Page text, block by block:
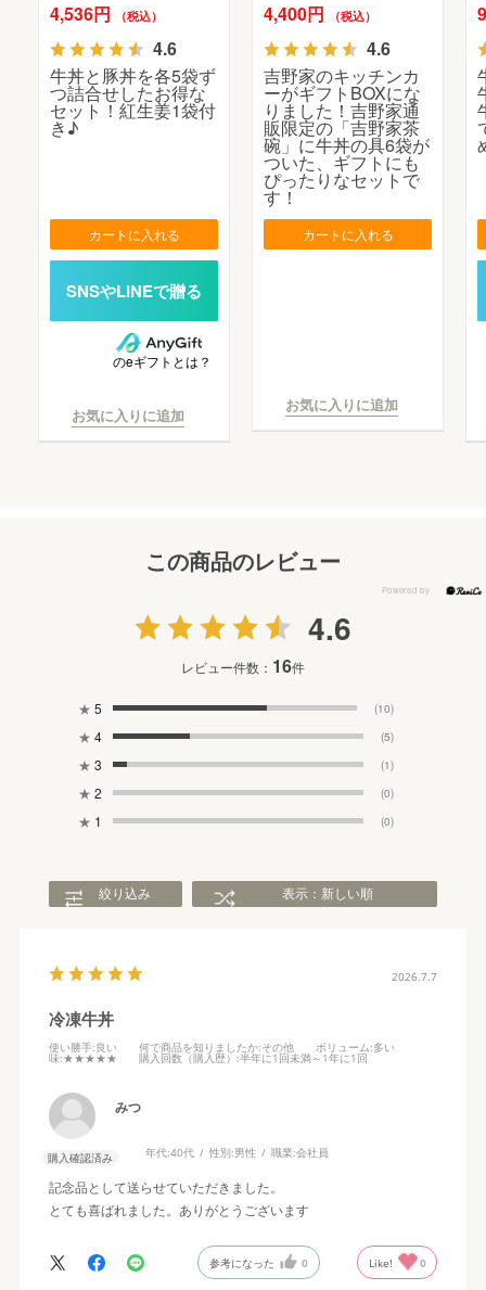
4,536円 （税込）
4.6
牛丼と豚丼を各5袋ず
つ詰合せしたお得な
セット！紅生姜1袋付
き♪
カートに入れる
のeギフトとは？
お気に入りに追加
4,400円 （税込）
4.6
吉野家のキッチンカ
ーがギフトBOXにな
りました！吉野家通
販限定の「吉野家茶
碗」に牛丼の具6袋が
ついた、ギフトにも
ぴったりなセットで
す！
カートに入れる
お気に入りに追加
この商品のレビュー
4.6
レビュー件数： 16件
★ 5 (10)
★ 4 (5)
★ 3 (1)
★ 2 (0)
★ 1 (0)
絞り込み 表示：新しい順
2026.7.7
冷凍牛丼
使い勝手:良い 何で商品を知りましたか:その他 ボリューム:多い
味:★★★★★ 購入回数（購入歴） :半年に1回未満～1年に1回
みつ
購入確認済み 年代:40代 性別:男性 職業:会社員
記念品として送らせていただきました。
とても喜ばれました。ありがとうございます
参考になった 0 Like! 0